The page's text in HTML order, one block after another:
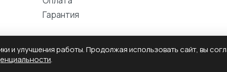
Гарантия
и улучшения работы. Продолжая использовать сайт, вы
.